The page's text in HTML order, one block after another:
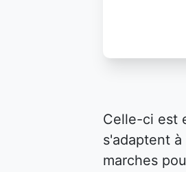
Celle-ci est
s'adaptent
marches